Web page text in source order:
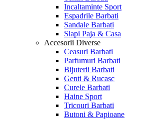
Incaltaminte Sport
Espadrile Barbati
Sandale Barbati
Slapi Paja & Casa
Accesorii Diverse
Ceasuri Barbati
Parfumuri Barbati
Bijuterii Barbati
Genti & Rucasc
Curele Barbati
Haine Sport
Tricouri Barbati
Butoni & Papioane